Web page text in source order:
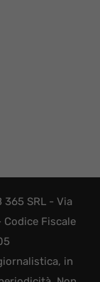
365 SRL - Via
Codice Fiscale
in